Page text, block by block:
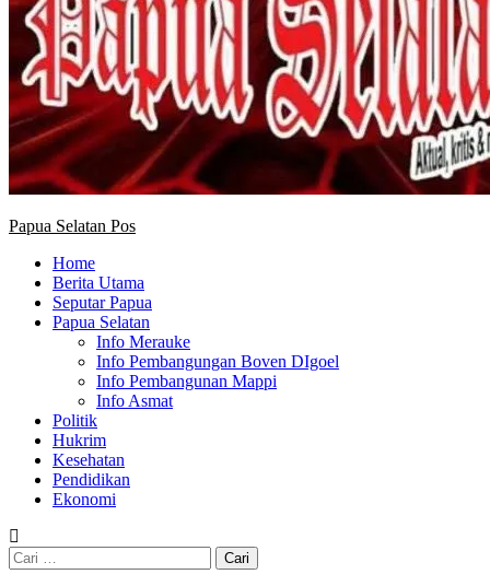
Papua Selatan Pos
Home
Berita Utama
Seputar Papua
Papua Selatan
Info Merauke
Info Pembangungan Boven DIgoel
Info Pembangunan Mappi
Info Asmat
Politik
Hukrim
Kesehatan
Pendidikan
Ekonomi
Cari
untuk: